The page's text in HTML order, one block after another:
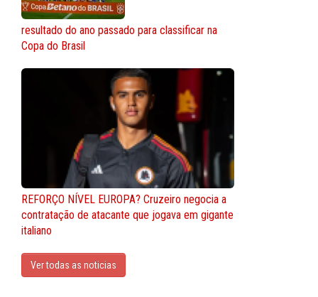
resultado do ano passado para classificar na
Copa do Brasil
REFORÇO NÍVEL EUROPA? Cruzeiro negocia a
contratação de atacante que jogava em gigante
italiano
Ver todas as noticias